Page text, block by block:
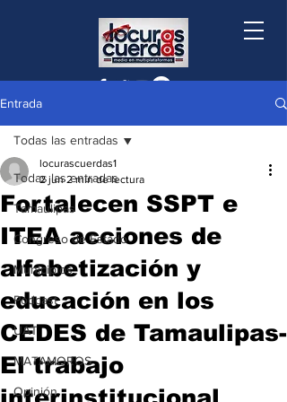
Entrada
Todas las entradas
Tamaulipas
Congreso de Estado
Municipios
Podcast
UAT
MATAMOROS
Opinión
Todas las entradas
Fortalecen SSPT e
ITEA acciones de
alfabetización y
educación en los
CEDES de Tamaulipas-
El trabajo
locurascuerdas1
2 jun 2 min de lectura